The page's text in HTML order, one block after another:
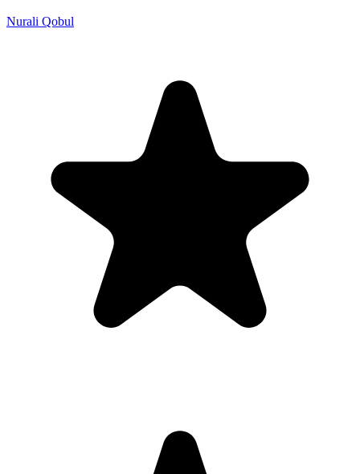
Nurali Qobul